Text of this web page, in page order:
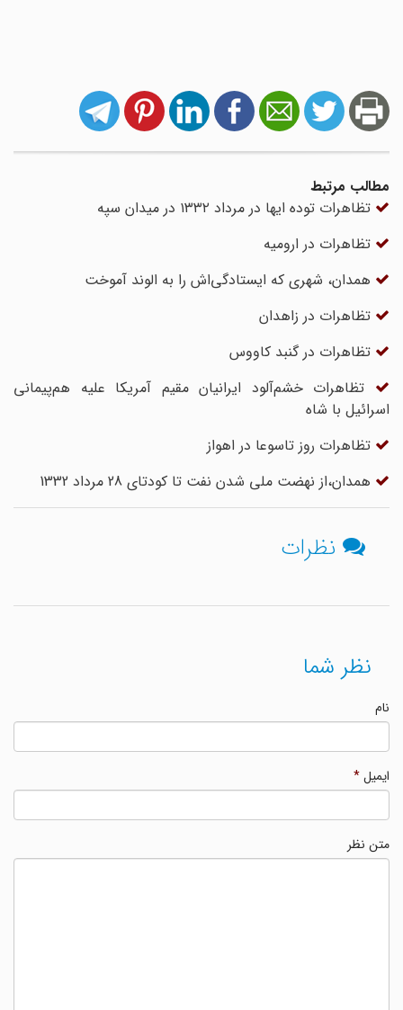
مطالب مرتبط
تظاهرات توده ایها در مرداد ۱۳۳۲ در میدان سپه
تظاهرات در ارومیه
همدان، شهری که ایستادگی‌اش را به الوند آموخت
تظاهرات در زاهدان
تظاهرات در گنبد کاووس
تظاهرات خشم‌آلود ایرانیان مقیم آمریکا علیه هم‌پیمانی
اسرائیل با شاه
تظاهرات روز تاسوعا در اهواز
همدان،از نهضت ملی شدن نفت تا‌ کودتای‌ 28‌ مرداد 1332
نظرات
نظر شما
ایمیل*
متن نظر